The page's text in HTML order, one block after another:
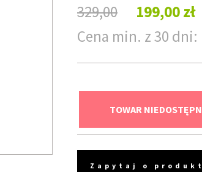
329,00
199,00 zł
Cena min. z 30 dni:
TOWAR
Zapytaj o